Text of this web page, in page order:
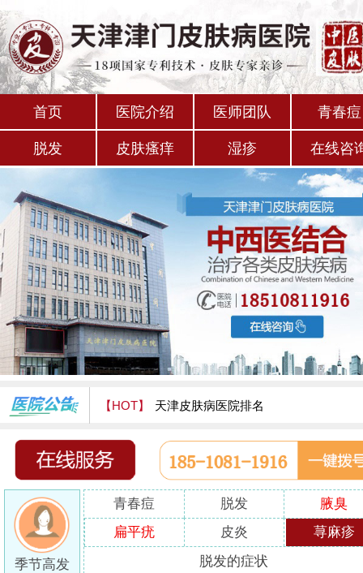
首页 医院介绍 医师团队 青春痘
脱发 皮肤瘙痒 湿疹 在线咨
【HOT】 天津皮肤病医院排名
天津津门皮肤病医院怎么样
季节高发
青春痘 脱发
腋臭
扁平疣
皮炎 荨麻疹
脱发的症状